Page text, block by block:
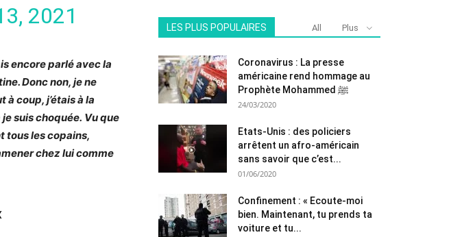
2021
encore parlé avec la
Donc non, je ne
coup, j’étais à la
suis choquée. Vu que
tous les copains,
chez lui comme
LES PLUS POPULAIRES All Plus
Coronavirus : La presse
américaine rend hommage au
Prophète Mohammed ﷺ
24/03/2020
Etats-Unis : des policiers
arrêtent un afro-américain
sans savoir que c’est...
01/06/2020
Confinement : « Ecoute-moi
bien. Maintenant, tu prends ta
voiture et tu...